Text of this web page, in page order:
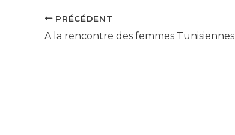
PRÉCÉDENT
A la rencontre des femmes Tunisiennes